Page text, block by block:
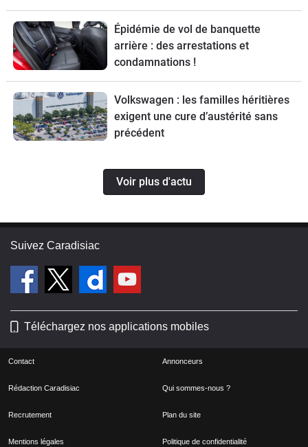
Épidémie de vol de banquette
arrière : des arrestations et
condamnations !
Volkswagen : les familles héritières
exigent une cure d’austérité sans
précédent
Voir plus d'actu
Suivez Caradisiac
Téléchargez nos applications mobiles
Contact Annonceurs
Rédaction Caradisiac Qui sommes-nous ?
Recrutement Plan du site
Mentions légales Politique de confidentialité